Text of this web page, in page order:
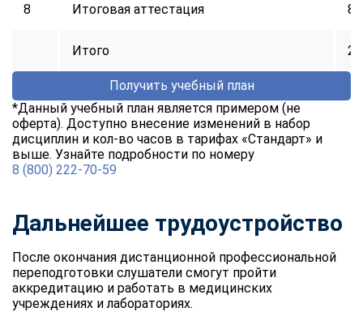
8 Итоговая аттестация 8
Итого
Получить учебный план
*Данный учебный план является примером (не
оферта). Доступно внесение изменений в набор
дисциплин и кол-во часов в тарифах «Стандарт» и
выше. Узнайте подробности по номеру
8 (800) 222-70-59
Дальнейшее трудоустройство
После окончания дистанционной профессиональной
переподготовки слушатели смогут пройти
аккредитацию и работать в медицинских
учреждениях и лабораториях.